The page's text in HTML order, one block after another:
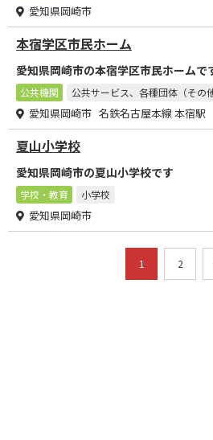
愛知県岡崎市
本宿学区市民ホーム
愛知県岡崎市の本宿学区市民ホームで
公共機関 公共サービス、各種団体（その他
愛知県岡崎市 名鉄名古屋本線 本宿駅
夏山小学校
愛知県岡崎市の夏山小学校です
学校・教育 小学校
愛知県岡崎市
1 2